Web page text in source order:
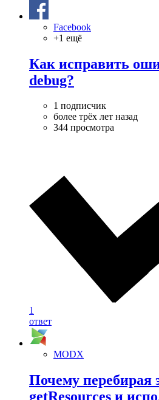
Facebook
+1 ещё
Как исправить
debug?
1 подписчик
более трёх лет назад
344 просмотра
1
ответ
MODX
Почему перебирая
getResources и